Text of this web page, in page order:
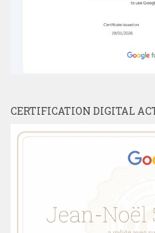
CERTIFICATION DIGITAL